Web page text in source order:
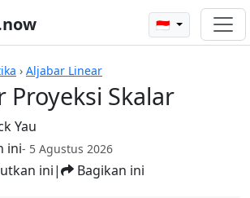
🇮🇩
› Aljabar Linear
Proyeksi Skalar
Yau
ini- 5 Agustus 2026
ini| Bagikan ini